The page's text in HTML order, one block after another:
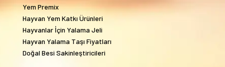
Yem Premix
Hayvan Yem Katkı Ürünleri
Hayvanlar İçin Yalama Jeli
Hayvan Yalama Taşı Fiyatları
Doğal Besi Sakinleştiricileri